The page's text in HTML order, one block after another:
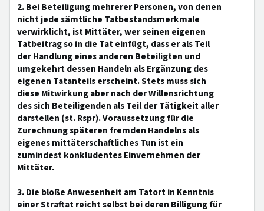
2. Bei Beteiligung mehrerer Personen, von denen
nicht jede sämtliche Tatbestandsmerkmale
verwirklicht, ist Mittäter, wer seinen eigenen
Tatbeitrag so in die Tat einfügt, dass er als Teil
der Handlung eines anderen Beteiligten und
umgekehrt dessen Handeln als Ergänzung des
eigenen Tatanteils erscheint. Stets muss sich
diese Mitwirkung aber nach der Willensrichtung
des sich Beteiligenden als Teil der Tätigkeit aller
darstellen (st. Rspr). Voraussetzung für die
Zurechnung späteren fremden Handelns als
eigenes mittäterschaftliches Tun ist ein
zumindest konkludentes Einvernehmen der
Mittäter.
3. Die bloße Anwesenheit am Tatort in Kenntnis
einer Straftat reicht selbst bei deren Billigung für